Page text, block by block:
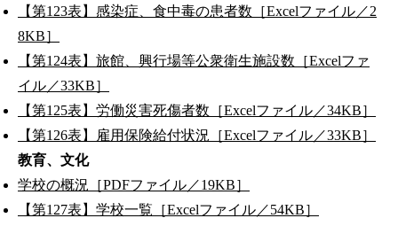
【第123表】感染症、食中毒の患者数［Excelファイル／2
8KB］
【第124表】旅館、興行場等公衆衛生施設数［Excelファ
イル／33KB］
【第125表】労働災害死傷者数［Excelファイル／34KB］
【第126表】雇用保険給付状況［Excelファイル／33KB］
教育、文化
学校の概況［PDFファイル／19KB］
【第127表】学校一覧［Excelファイル／54KB］